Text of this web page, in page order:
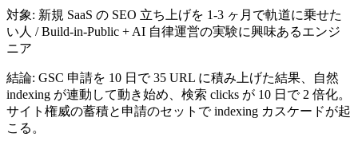
対象: 新規 SaaS の SEO 立ち上げを 1-3 ヶ月で軌道に乗せた
い人 / Build-in-Public + AI 自律運営の実験に興味あるエンジ
ニア
結論: GSC 申請を 10 日で 35 URL に積み上げた結果、自然
indexing が連動して動き始め、検索 clicks が 10 日で 2 倍化。
サイト権威の蓄積と申請のセットで indexing カスケードが起
こる。